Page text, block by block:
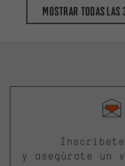
Mostrar todas las
y asegúrate un